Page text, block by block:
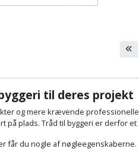
til deres projekt
og mere krævende
på plads. Tråd til byggeri er
får du nogle af nøgleegenskaberne.